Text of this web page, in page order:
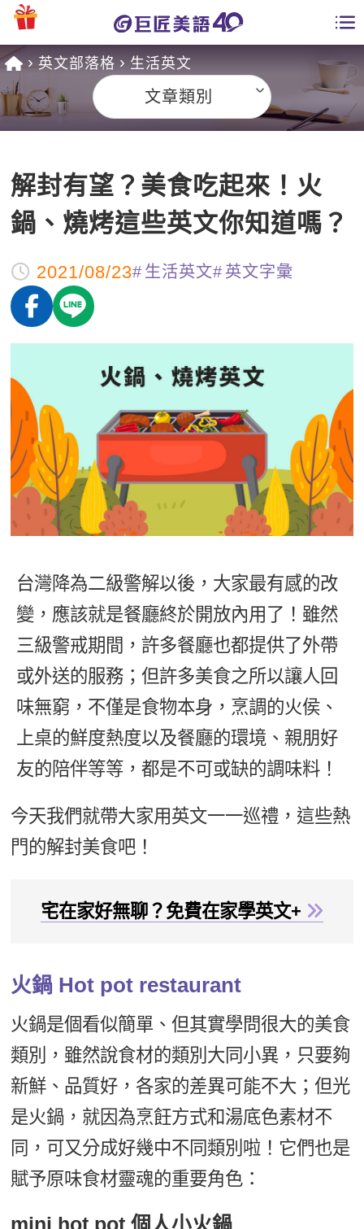
課程總覽
英文課程總表
英文會話
商用英文
英文檢定
IELTS 雅思課程
GEPT 全民英檢課程
TOEFL 托福課程
英文聽力養成
開口溜英文
旅遊英文
基礎字彙
情境閱讀
英文文法技巧
英文寫作
TED Talks
CNN聽力強化
新聞英文
主題課程
英語俱樂部
ECAM
Let's Talk
線上真人
日語
韓語
外語即時通
兒童美語
更多
一對一家教
點讀筆教材
數位學習教材
全國分校
英文部落格
影音學英文
英文能力測驗
師資團隊
學習分享
學員讚出來
活動花絮
校園贊助
企業服務
學員專區
Recruiting
英文部落格 生活英文
文章類別
解封有望？美食吃起來！火
鍋、燒烤這些英文你知道嗎？
2021/08/23 生活英文 英文字彙
台灣降為二級警解以後，大家最有感的改
變，應該就是餐廳終於開放內用了！雖然
三級警戒期間，許多餐廳也都提供了外帶
或外送的服務；但許多美食之所以讓人回
味無窮，不僅是食物本身，烹調的火侯、
上桌的鮮度熱度以及餐廳的環境、親朋好
友的陪伴等等，都是不可或缺的調味料！
今天我們就帶大家用英文一一巡禮，這些熱
門的解封美食吧！
宅在家好無聊？免費在家學英文+
火鍋 Hot pot restaurant
火鍋是個看似簡單、但其實學問很大的美食
類別，雖然說食材的類別大同小異，只要夠
新鮮、品質好，各家的差異可能不大；但光
是火鍋，就因為烹飪方式和湯底色素材不
同，可又分成好幾中不同類別啦！它們也是
賦予原味食材靈魂的重要角色：
mini hot pot 個人小火鍋